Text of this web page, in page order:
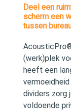
Deel een
scherm een
tussen
(werk)plek
heeft een
dividers zorg
voldoende